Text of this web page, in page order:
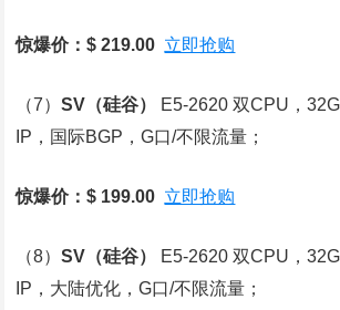
惊爆价：$ 219.00 立即抢购
（7）SV （硅谷）
E5-2620 双CPU，
IP，国际BGP，G口/不限流量；
惊爆价：$ 199.00 立即抢购
（8）SV （硅谷）
E5-2620 双CPU，
IP，大陆优化，G口/不限流量；